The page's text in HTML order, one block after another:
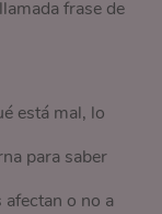
frase de
está mal, lo
para saber
o no a